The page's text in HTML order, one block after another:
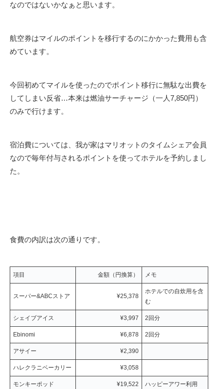
なのではないかなぁと思います。
航空券はマイルのポイントを移行するのにかかった費用も含
めています。
今回初めてマイルを使ったのでポイント移行に無駄な出費を
してしまい反省…本来は燃油サーチャージ（一人7,850円）
のみで行けます。
宿泊費については、我が家はマリオットのタイムシェア会員
なので毎年付与されるポイントを使ってホテルを予約しまし
た。
食費の内訳は次の通りです。
項目 金額（円換算） メモ
スーパー&ABCストア ¥25,378
ホテルでの自炊用を含
む
シェイブアイス ¥3,997 2回分
Ebinomi ¥6,878 2回分
アサイー ¥2,390
ハレクラニベーカリー ¥3,058
モンキーポッド ¥19,522 ハッピーアワー利用